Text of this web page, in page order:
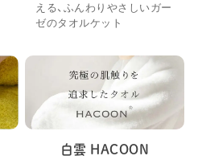
える、ふんわりやさしいガー
ゼのタオルケット
白雲 HACOON